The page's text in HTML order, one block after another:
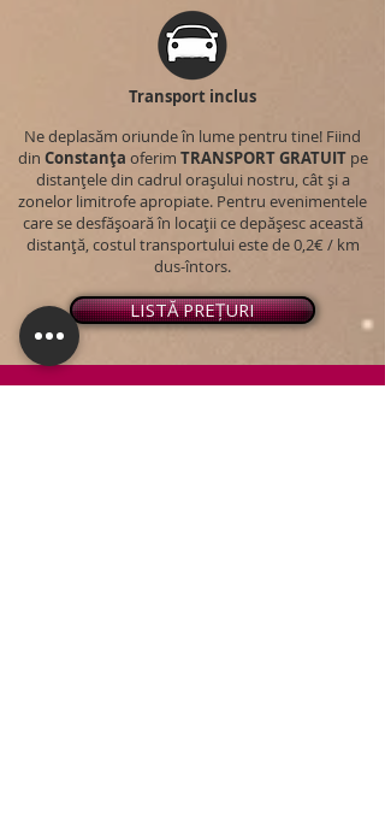
Transport inclus
Ne deplasăm oriunde în lume pentru tine! Fiind
din Constanța oferim TRANSPORTGRATUITpe
distanțele din cadrul orașului nostru, cât și a
zonelor limitrofe apropiate. Pentru evenimentele
care se desfășoară în locații ce depășesc această
distanță, costul transportului este de 0,2€ / km
dus-întors.
LISTĂ PREȚURI